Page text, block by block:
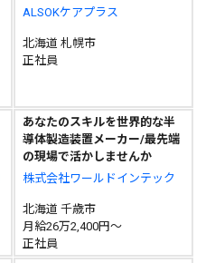
ALSOKケアプラス
北海道 札幌市
正社員
あなたのスキルを世界的な半
導体製造装置メーカー/最先端
の現場で活かしませんか
株式会社ワールドインテック
北海道 千歳市
月給26万2,400円～
正社員